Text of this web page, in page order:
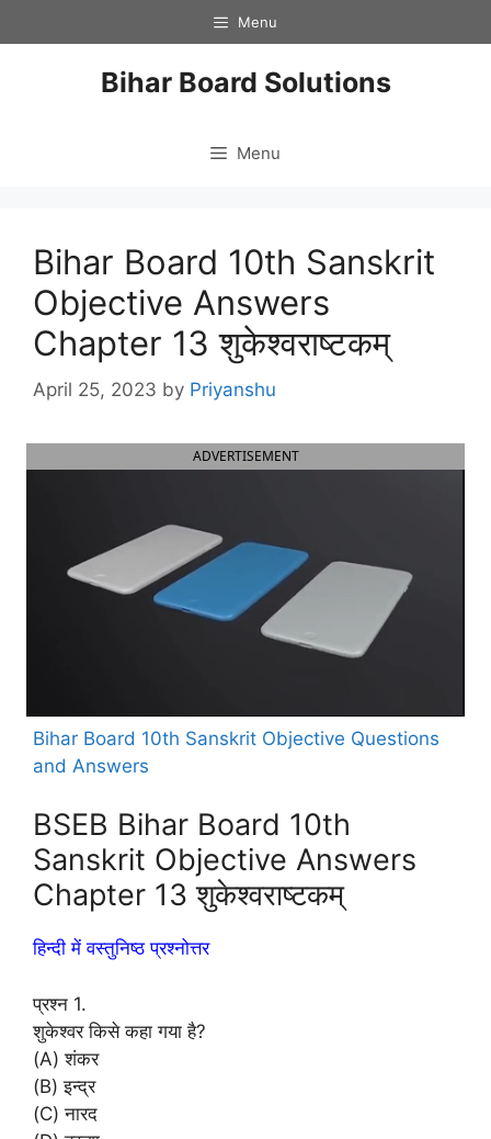
to
Menu
Bihar Board Solutions
Menu
Bihar Board 10th Sanskrit
Objective Answers
Chapter 13 शुकेश्वराष्टकम्
April 25, 2023 by Priyanshu
ADVERTISEMENT
Bihar Board 10th Sanskrit Objective Questions
and Answers
BSEB Bihar Board 10th
Sanskrit Objective Answers
Chapter 13 शुकेश्वराष्टकम्
हिन्दी में वस्तुनिष्ठ प्रश्नोत्तर
प्रश्न 1.
शुकेश्वर किसे कहा गया है?
(A) शंकर
(B) इन्द्र
(C) नारद